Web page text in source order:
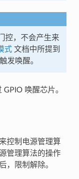
控，不会产生来
式文档中所提到
发唤醒。
唤醒芯片。
控制电源管理算
管理算法的操作
，限制解除。